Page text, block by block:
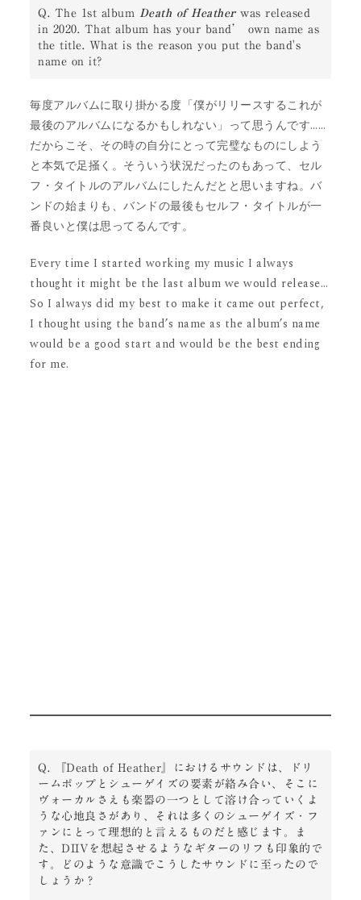
Q. The 1st album Death of Heather was released
in 2020. That album has your band’ own name as
the title. What is the reason you put the band's
name on it?
毎度アルバムに取り掛かる度「僕がリリースするこれが
最後のアルバムになるかもしれない」って思うんです……
だからこそ、その時の自分にとって完璧なものにしよう
と本気で足掻く。そういう状況だったのもあって、セル
フ・タイトルのアルバムにしたんだとと思いますね。バ
ンドの始まりも、バンドの最後もセルフ・タイトルが一
番良いと僕は思ってるんです。
Every time I started working my music I always
thought it might be the last album we would release…
So I always did my best to make it came out perfect,
I thought using the band’s name as the album’s name
would be a good start and would be the best ending
for me.
Q. 『Death of Heather』におけるサウンドは、ドリ
ームポップとシューゲイズの要素が絡み合い、そこに
ヴォーカルさえも楽器の一つとして溶け合っていくよ
うな心地良さがあり、それは多くのシューゲイズ・フ
ァンにとって理想的と言えるものだと感じます。ま
た、DIIVを想起させるようなギターのリフも印象的で
す。どのような意識でこうしたサウンドに至ったので
しょうか？